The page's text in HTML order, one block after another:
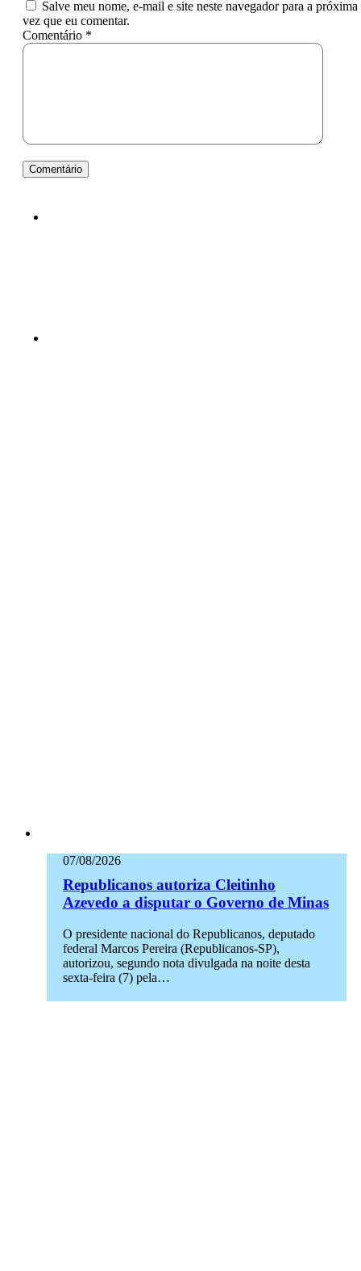
Salve meu nome, e-mail e site neste navegador para a próxima
vez que eu comentar.
Comentário *
07/08/2026
Republicanos autoriza Cleitinho
Azevedo a disputar o Governo de Minas
O presidente nacional do Republicanos, deputado
federal Marcos Pereira (Republicanos-SP),
autorizou, segundo nota divulgada na noite desta
sexta-feira (7) pela…